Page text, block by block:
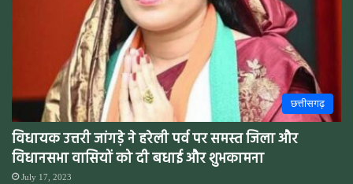
छत्तीसगढ़
विधायक उत्तरी जांगड़े ने हरेली पर्व पर समस्त जिला और
विधानसभा वासियों को दी बधाई और शुभकामना
July 17, 2023